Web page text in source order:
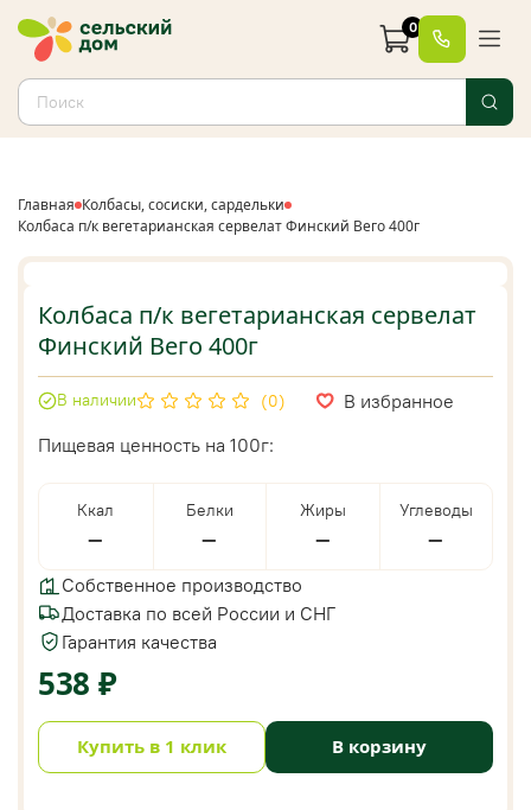
0
Главная Колбасы, сосиски, сардельки
Колбаса п/к вегетарианская сервелат Финский Вего 400г
Колбаса п/к вегетарианская сервелат
Финский Вего 400г
(0) В избранное
В наличии
Пищевая ценность на 100г:
Ккал
—
Белки
—
Жиры
—
Углеводы
—
Собственное производство
Доставка по всей России и СНГ
Гарантия качества
538 ₽
В корзину
Купить в 1 клик